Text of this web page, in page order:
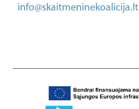
info@skaitmeninekoalicija.lt